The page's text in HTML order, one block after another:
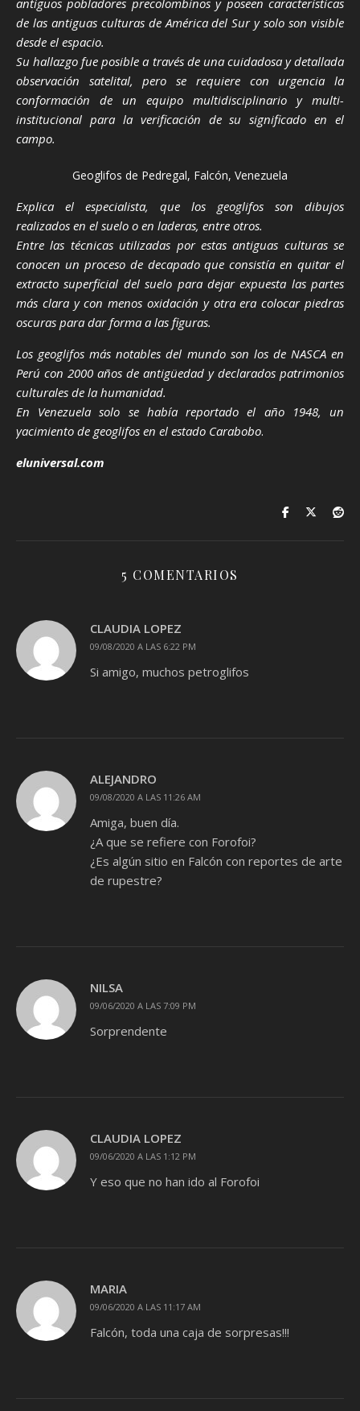
antiguos pobladores precolombinos y poseen características
de las antiguas culturas de América del Sur y solo son visible
desde el espacio.
Su hallazgo fue posible a través de una cuidadosa y detallada
observación satelital, pero se requiere con urgencia la
conformación de un equipo multidisciplinario y multi-
institucional para la verificación de su significado en el
campo.
Geoglifos de Pedregal, Falcón, Venezuela
Explica el especialista, que los geoglifos son dibujos
realizados en el suelo o en laderas, entre otros.
Entre las técnicas utilizadas por estas antiguas culturas se
conocen un proceso de decapado que consistía en quitar el
extracto superficial del suelo para dejar expuesta las partes
más clara y con menos oxidación y otra era colocar piedras
oscuras para dar forma a las figuras.
Los geoglifos más notables del mundo son los de NASCA en
Perú con 2000 años de antigüedad y declarados patrimonios
culturales de la humanidad.
En Venezuela solo se había reportado el año 1948, un
yacimiento de geoglifos en el estado Carabobo.
eluniversal.com
5 COMENTARIOS
CLAUDIA LOPEZ
09/08/2020 A LAS 6:22 PM
Si amigo, muchos petroglifos
ALEJANDRO
09/08/2020 A LAS 11:26 AM
Amiga, buen día.
¿A que se refiere con Forofoi?
¿Es algún sitio en Falcón con reportes de arte
de rupestre?
NILSA
09/06/2020 A LAS 7:09 PM
Sorprendente
CLAUDIA LOPEZ
09/06/2020 A LAS 1:12 PM
Y eso que no han ido al Forofoi
MARIA
09/06/2020 A LAS 11:17 AM
Falcón, toda una caja de sorpresas!!!